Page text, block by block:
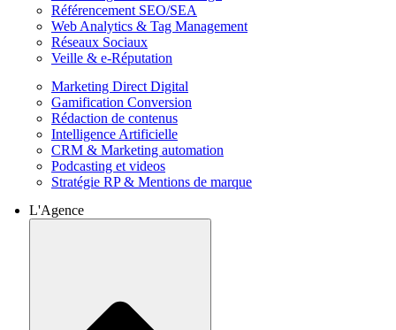
Référencement SEO/SEA
Web Analytics & Tag Management
Réseaux Sociaux
Veille & e-Réputation
Marketing Direct Digital
Gamification Conversion
Rédaction de contenus
Intelligence Artificielle
CRM & Marketing automation
Podcasting et videos
Stratégie RP & Mentions de marque
L'Agence